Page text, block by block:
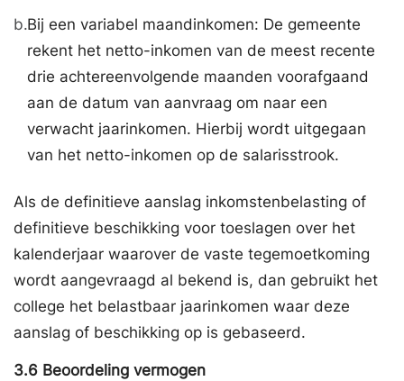
b.Bij een variabel maandinkomen: De gemeente
rekent het netto-inkomen van de meest recente
drie achtereenvolgende maanden voorafgaand
aan de datum van aanvraag om naar een
verwacht jaarinkomen. Hierbij wordt uitgegaan
van het netto-inkomen op de salarisstrook.
Als de definitieve aanslag inkomstenbelasting of
definitieve beschikking voor toeslagen over het
kalenderjaar waarover de vaste tegemoetkoming
wordt aangevraagd al bekend is, dan gebruikt het
college het belastbaar jaarinkomen waar deze
aanslag of beschikking op is gebaseerd.
3.6 Beoordeling vermogen